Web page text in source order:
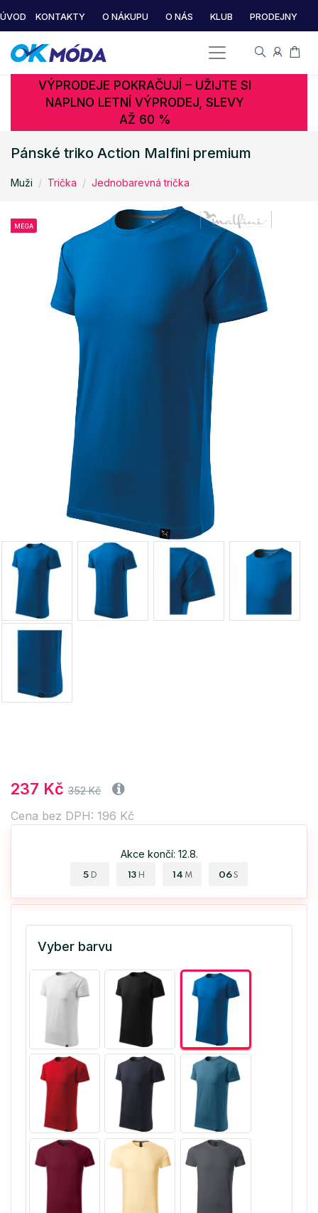
ÚVOD KONTAKTY O NÁKUPU O NÁS KLUB PRODEJNY
VÝPRODEJE POKRAČUJÍ – UŽIJTE SI
NAPLNO LETNÍ VÝPRODEJ, SLEVY
AŽ 60 %
Pánské triko Action Malfini premium
Muži Trička Jednobarevná trička
MEGA
237 Kč 352 Kč
Cena bez DPH: 196 Kč
Akce končí: 12.8.
5 D 13 H 14 M 06 S
Vyber barvu